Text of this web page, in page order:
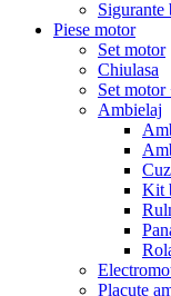
Sigurante
Piese motor
Set motor
Chiulasa
Set motor
Ambielaj
Kit
Placute